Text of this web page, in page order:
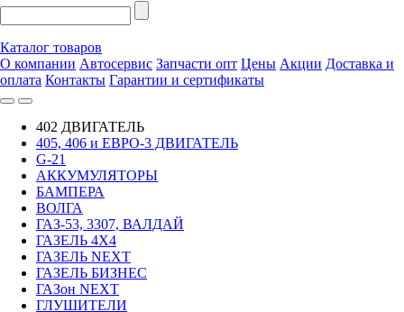
Каталог товаров
О компании Автосервис Запчасти опт Цены Акции Доставка и
оплата Контакты Гарантии и сертификаты
402 ДВИГАТЕЛЬ
405, 406 и ЕВРО-3 ДВИГАТЕЛЬ
G-21
АККУМУЛЯТОРЫ
БАМПЕРА
ВОЛГА
ГАЗ-53, 3307, ВАЛДАЙ
ГАЗЕЛЬ 4Х4
ГАЗЕЛЬ NEXT
ГАЗЕЛЬ БИЗНЕС
ГАЗон NEXT
ГЛУШИТЕЛИ